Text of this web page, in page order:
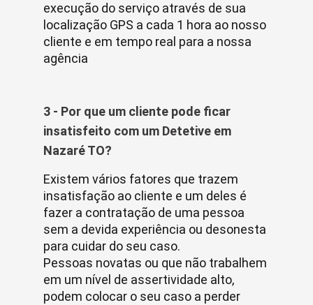
execução do serviço através de sua
localização GPS a cada 1 hora ao nosso
cliente e em tempo real para a nossa
agência
3 - Por que um cliente pode ficar
insatisfeito com um Detetive em
Nazaré TO?
Existem vários fatores que trazem
insatisfação ao cliente e um deles é
fazer a contratação de uma pessoa
sem a devida experiência ou desonesta
para cuidar do seu caso.
Pessoas novatas ou que não trabalhem
em um nível de assertividade alto,
podem colocar o seu caso a perder